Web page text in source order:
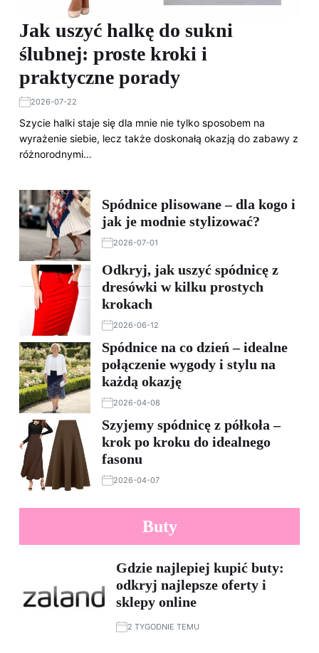
Jak uszyć halkę do sukni
ślubnej: proste kroki i
praktyczne porady
2026-07-22
Szycie halki staje się dla mnie nie tylko sposobem na
wyrażenie siebie, lecz także doskonałą okazją do zabawy z
różnorodnymi…
Spódnice plisowane – dla kogo i
jak je modnie stylizować?
2026-07-01
Odkryj, jak uszyć spódnicę z
dresówki w kilku prostych
krokach
2026-06-12
Spódnice na co dzień – idealne
połączenie wygody i stylu na
każdą okazję
2026-04-08
Szyjemy spódnicę z półkoła –
krok po kroku do idealnego
fasonu
2026-04-07
Buty
Gdzie najlepiej kupić buty:
odkryj najlepsze oferty i
sklepy online
2 TYGODNIE TEMU